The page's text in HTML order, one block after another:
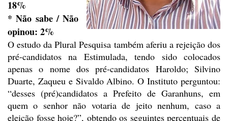
18%
* Não sabe / Não
opinou: 2%
O estudo da Plural Pesquisa também aferiu a rejeição dos
pré-candidatos na Estimulada, tendo sido colocados
apenas o nome dos pré-candidatos Haroldo; Silvino
Duarte, Zaqueu e SivaldoAlbino. O Instituto perguntou:
“desses (pré)candidatos a Prefeito de Garanhuns, em
quem o senhor não votaria de jeito nenhum, caso a
eleição fosse hoje?”, obtendoos seguintes percentuais de